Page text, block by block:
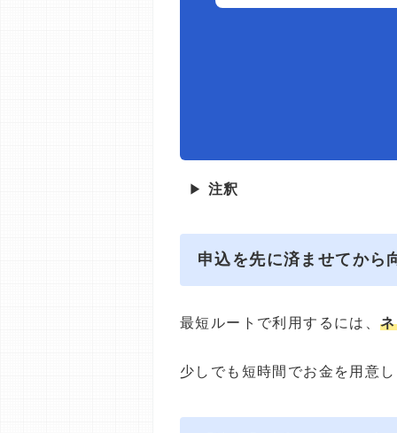
▶ 注釈
申込を先に済ませてから
最短ルートで利用するには、
少しでも短時間でお金を用意